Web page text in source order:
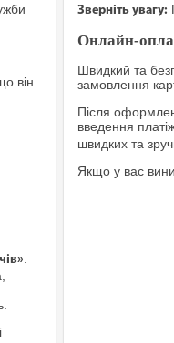
він
Зверніть увагу:
Онлайн-
Швидкий та
замовлення
Після
введення
швидких та
Якщо у вас